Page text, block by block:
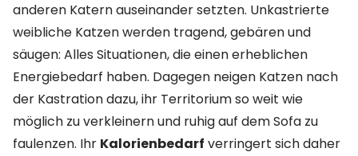
anderen Katern auseinander setzten. Unkastrierte
weibliche Katzen werden tragend, gebären und
säugen: Alles Situationen, die einen erheblichen
Energiebedarf haben. Dagegen neigen Katzen nach
der Kastration dazu, ihr Territorium so weit wie
möglich zu verkleinern und ruhig auf dem Sofa zu
faulenzen. Ihr Kalorienbedarf verringert sich daher